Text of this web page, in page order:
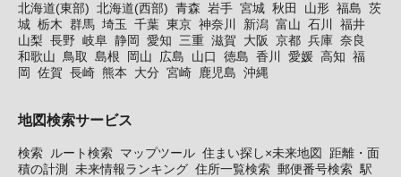
北海道(東部) 北海道(西部) 青森 岩手 宮城 秋田 山形 福島 茨
城 栃木 群馬 埼玉 千葉 東京 神奈川 新潟 富山 石川
福井
山梨 長野 岐阜 静岡 愛知 三重 滋賀 大阪 京都 兵庫 奈良
和歌山 鳥取 島根 岡山 広島 山口 徳島 香川 愛媛 高知 福
岡
佐賀 長崎 熊本 大分 宮崎 鹿児島 沖縄
地図検索サービス
検索 ルート検索 マップツール 住まい探し×未来地図
距離・面
積の計測
未来情報ランキング 住所一覧検索 郵便番号検索 駅